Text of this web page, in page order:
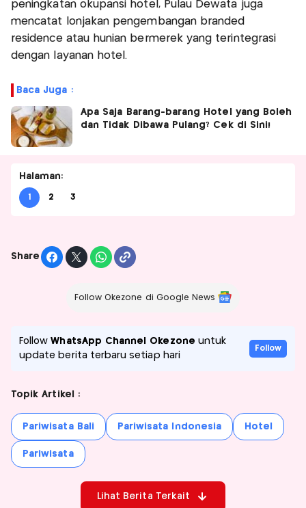
peningkatan okupansi hotel, Pulau Dewata juga
mencatat lonjakan pengembangan branded
residence atau hunian bermerek yang terintegrasi
dengan layanan hotel.
Baca Juga :
Apa Saja Barang-barang Hotel yang Boleh
dan Tidak Dibawa Pulang? Cek di Sini!
Halaman:
1 2 3
Share
Follow Okezone di Google News
FollowWhatsApp Channel Okezone untuk
update berita terbaru setiap hari
Follow
Topik Artikel :
Pariwisata Bali Pariwisata Indonesia Hotel
Pariwisata
Lihat Berita Terkait